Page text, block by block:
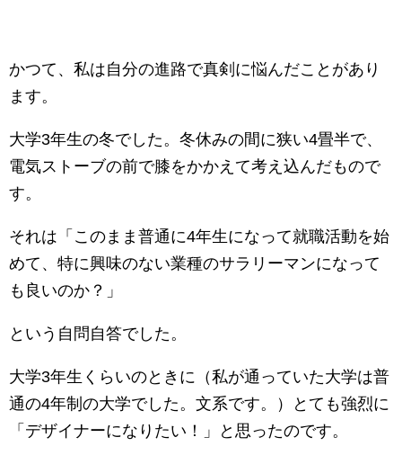
かつて、私は自分の進路で真剣に悩んだことがあり
ます。
大学3年生の冬でした。冬休みの間に狭い4畳半で、
電気ストーブの前で膝をかかえて考え込んだもので
す。
それは「このまま普通に4年生になって就職活動を始
めて、特に興味のない業種のサラリーマンになって
も良いのか？」
という自問自答でした。
大学3年生くらいのときに（私が通っていた大学は普
通の4年制の大学でした。文系です。）とても強烈に
「デザイナーになりたい！」と思ったのです。